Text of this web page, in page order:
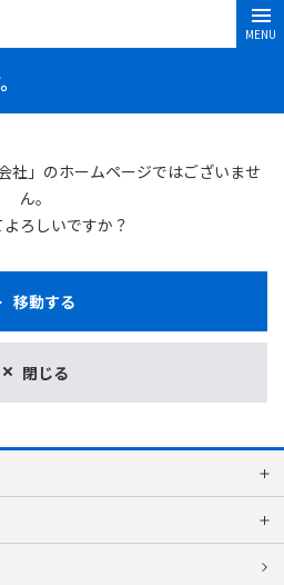
MENU
社」のホームページではございませ
ん。
ろしいですか？
閉じる
移動する